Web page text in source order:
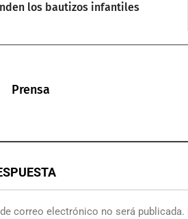
los bautizos infantiles
Prensa
correo electrónico no será publicada.